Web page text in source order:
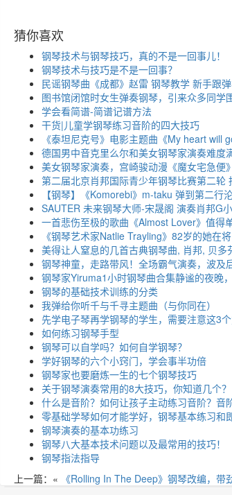
猜你喜欢
钢琴技术与钢琴技巧，真的不是一回事儿！
钢琴技术与技巧是不是一回事？
民谣钢琴曲《成都》赵雷 钢琴教学 新手跟
图书馆闭馆时女生弹奏钢琴，引来众多同学
学会看简谱-简谱记谱方法
干货|儿童学钢琴练习音阶的四大技巧
《泰坦尼克号》电影主题曲《My heart will
德国男中音克里么尔和美女钢琴家演奏难度
美女钢琴家演奏，宫崎骏动漫《魔女宅急便
第二届北京肖邦国际青少年钢琴比赛第二
【钢琴】《Komorebi》m-taku 弹到第二行
SAUTER 未来钢琴大师-宋晟阁 演奏肖邦G
一首悲伤至极的歌曲《Almost Lover》值得
《钢琴艺术家Natlie Trayling》82岁的她在
美得让人窒息的几首古典钢琴曲, 肖邦, 贝多
钢琴神童，走路带风！全场霸气演奏，波及
钢琴家Yiruma1小时钢琴曲合集静谧的夜晚
钢琴的基础技术训练的分类
我弹给你听千与千寻主题曲（与你同在）
先学电子琴再学钢琴的学生，需要注意这3
如何练习钢琴手型
钢琴可以自学吗？如何自学钢琴？
学好钢琴的六个小窍门，学会事半功倍
钢琴家也要磨炼一生的七个钢琴技巧
关于钢琴演奏常用的8大技巧，你知道几个？
什么是音阶？如何让孩子主动练习音阶？音
零基础学琴如何才能学好，钢琴基本练习和
钢琴演奏的基本功练习
钢琴八大基本技术问题以及最常用的技巧！
钢琴指法指导
上一篇：« 《Rolling In The Deep》钢琴改编，带